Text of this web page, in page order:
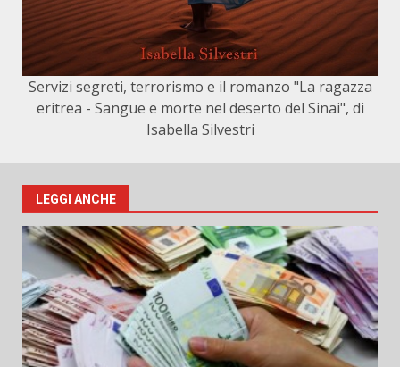
Servizi segreti, terrorismo e il romanzo "La ragazza
eritrea - Sangue e morte nel deserto del Sinai", di
Isabella Silvestri
LEGGI ANCHE